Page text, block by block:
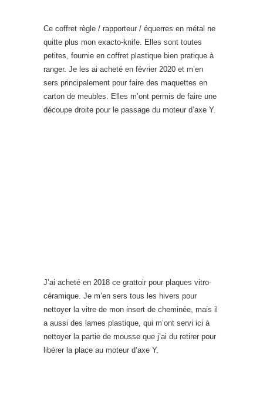
Ce coffret règle / rapporteur / équerres en métal ne
quitte plus mon exacto-knife. Elles sont toutes
petites, fournie en coffret plastique bien pratique à
ranger. Je les ai acheté en février 2020 et m’en
sers principalement pour faire des maquettes en
carton de meubles. Elles m’ont permis de faire une
découpe droite pour le passage du moteur d’axe Y.
J’ai acheté en 2018 ce grattoir pour plaques vitro-
céramique. Je m’en sers tous les hivers pour
nettoyer la vitre de mon insert de cheminée, mais il
a aussi des lames plastique, qui m’ont servi ici à
nettoyer la partie de mousse que j’ai du retirer pour
libérer la place au moteur d’axe Y.